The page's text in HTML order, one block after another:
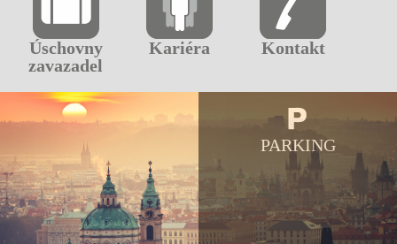
Úschovny
zavazadel
Kariéra Kontakt
PARKING